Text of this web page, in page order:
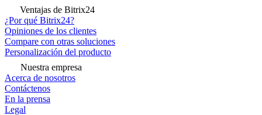
Ventajas de Bitrix24
¿Por qué Bitrix24?
Opiniones de los clientes
Compare con otras soluciones
Personalización del producto
Nuestra empresa
Acerca de nosotros
Contáctenos
En la prensa
Legal